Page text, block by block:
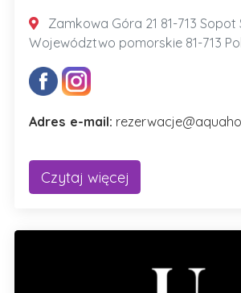
Zamkowa Góra 21 81-713 Sopot
Województwo pomorskie 81-713
Adres e-mail:
Czytaj więcej